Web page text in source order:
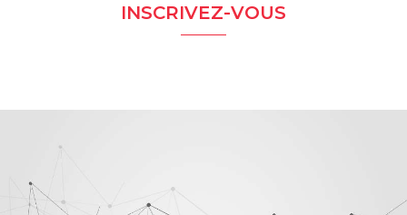
INSCRIVEZ-VOUS